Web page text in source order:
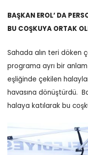
BAŞKAN EROL’ DA
BU COŞKUYA ORTAK
Sahada alın teri döken
programa ayrı bir anlam
eşliğinde çekilen
havasına dönüştürdü.
halaya katılarak bu